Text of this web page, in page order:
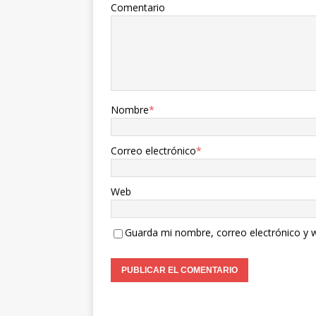
Comentario
Nombre*
Correo electrónico*
Web
Guarda mi nombre, correo electrónico y